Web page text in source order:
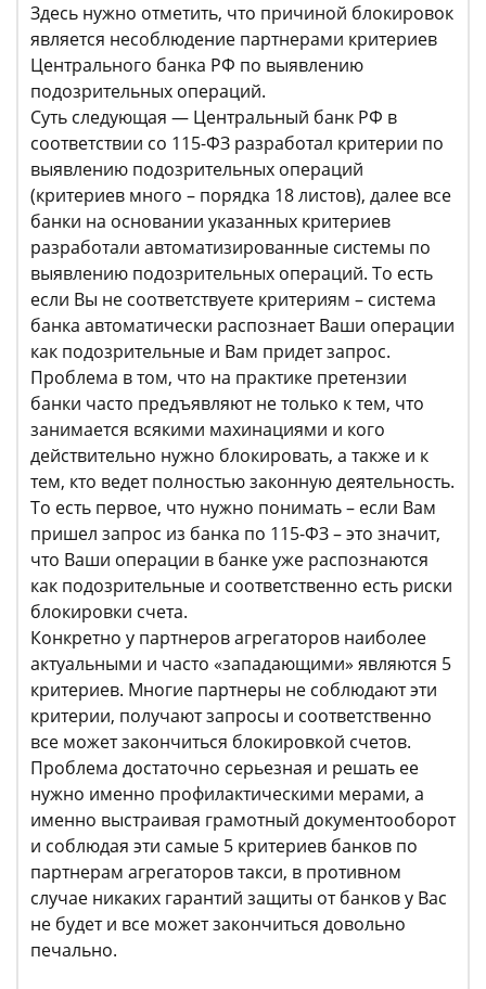
Здесь нужно отметить, что причиной блокировок
является несоблюдение партнерами критериев
Центрального банка РФ по выявлению
подозрительных операций.
Суть следующая — Центральный банк РФ в
соответствии со 115-ФЗ разработал критерии по
выявлению подозрительных операций
(критериев много – порядка 18 листов), далее все
банки на основании указанных критериев
разработали автоматизированные системы по
выявлению подозрительных операций. То есть
если Вы не соответствуете критериям – система
банка автоматически распознает Ваши операции
как подозрительные и Вам придет запрос.
Проблема в том, что на практике претензии
банки часто предъявляют не только к тем, что
занимается всякими махинациями и кого
действительно нужно блокировать, а также и к
тем, кто ведет полностью законную деятельность.
То есть первое, что нужно понимать – если Вам
пришел запрос из банка по 115-ФЗ – это значит,
что Ваши операции в банке уже распознаются
как подозрительные и соответственно есть риски
блокировки счета.
Конкретно у партнеров агрегаторов наиболее
актуальными и часто «западающими» являются 5
критериев. Многие партнеры не соблюдают эти
критерии, получают запросы и соответственно
все может закончиться блокировкой счетов.
Проблема достаточно серьезная и решать ее
нужно именно профилактическими мерами, а
именно выстраивая грамотный документооборот
и соблюдая эти самые 5 критериев банков по
партнерам агрегаторов такси, в противном
случае никаких гарантий защиты от банков у Вас
не будет и все может закончиться довольно
печально.